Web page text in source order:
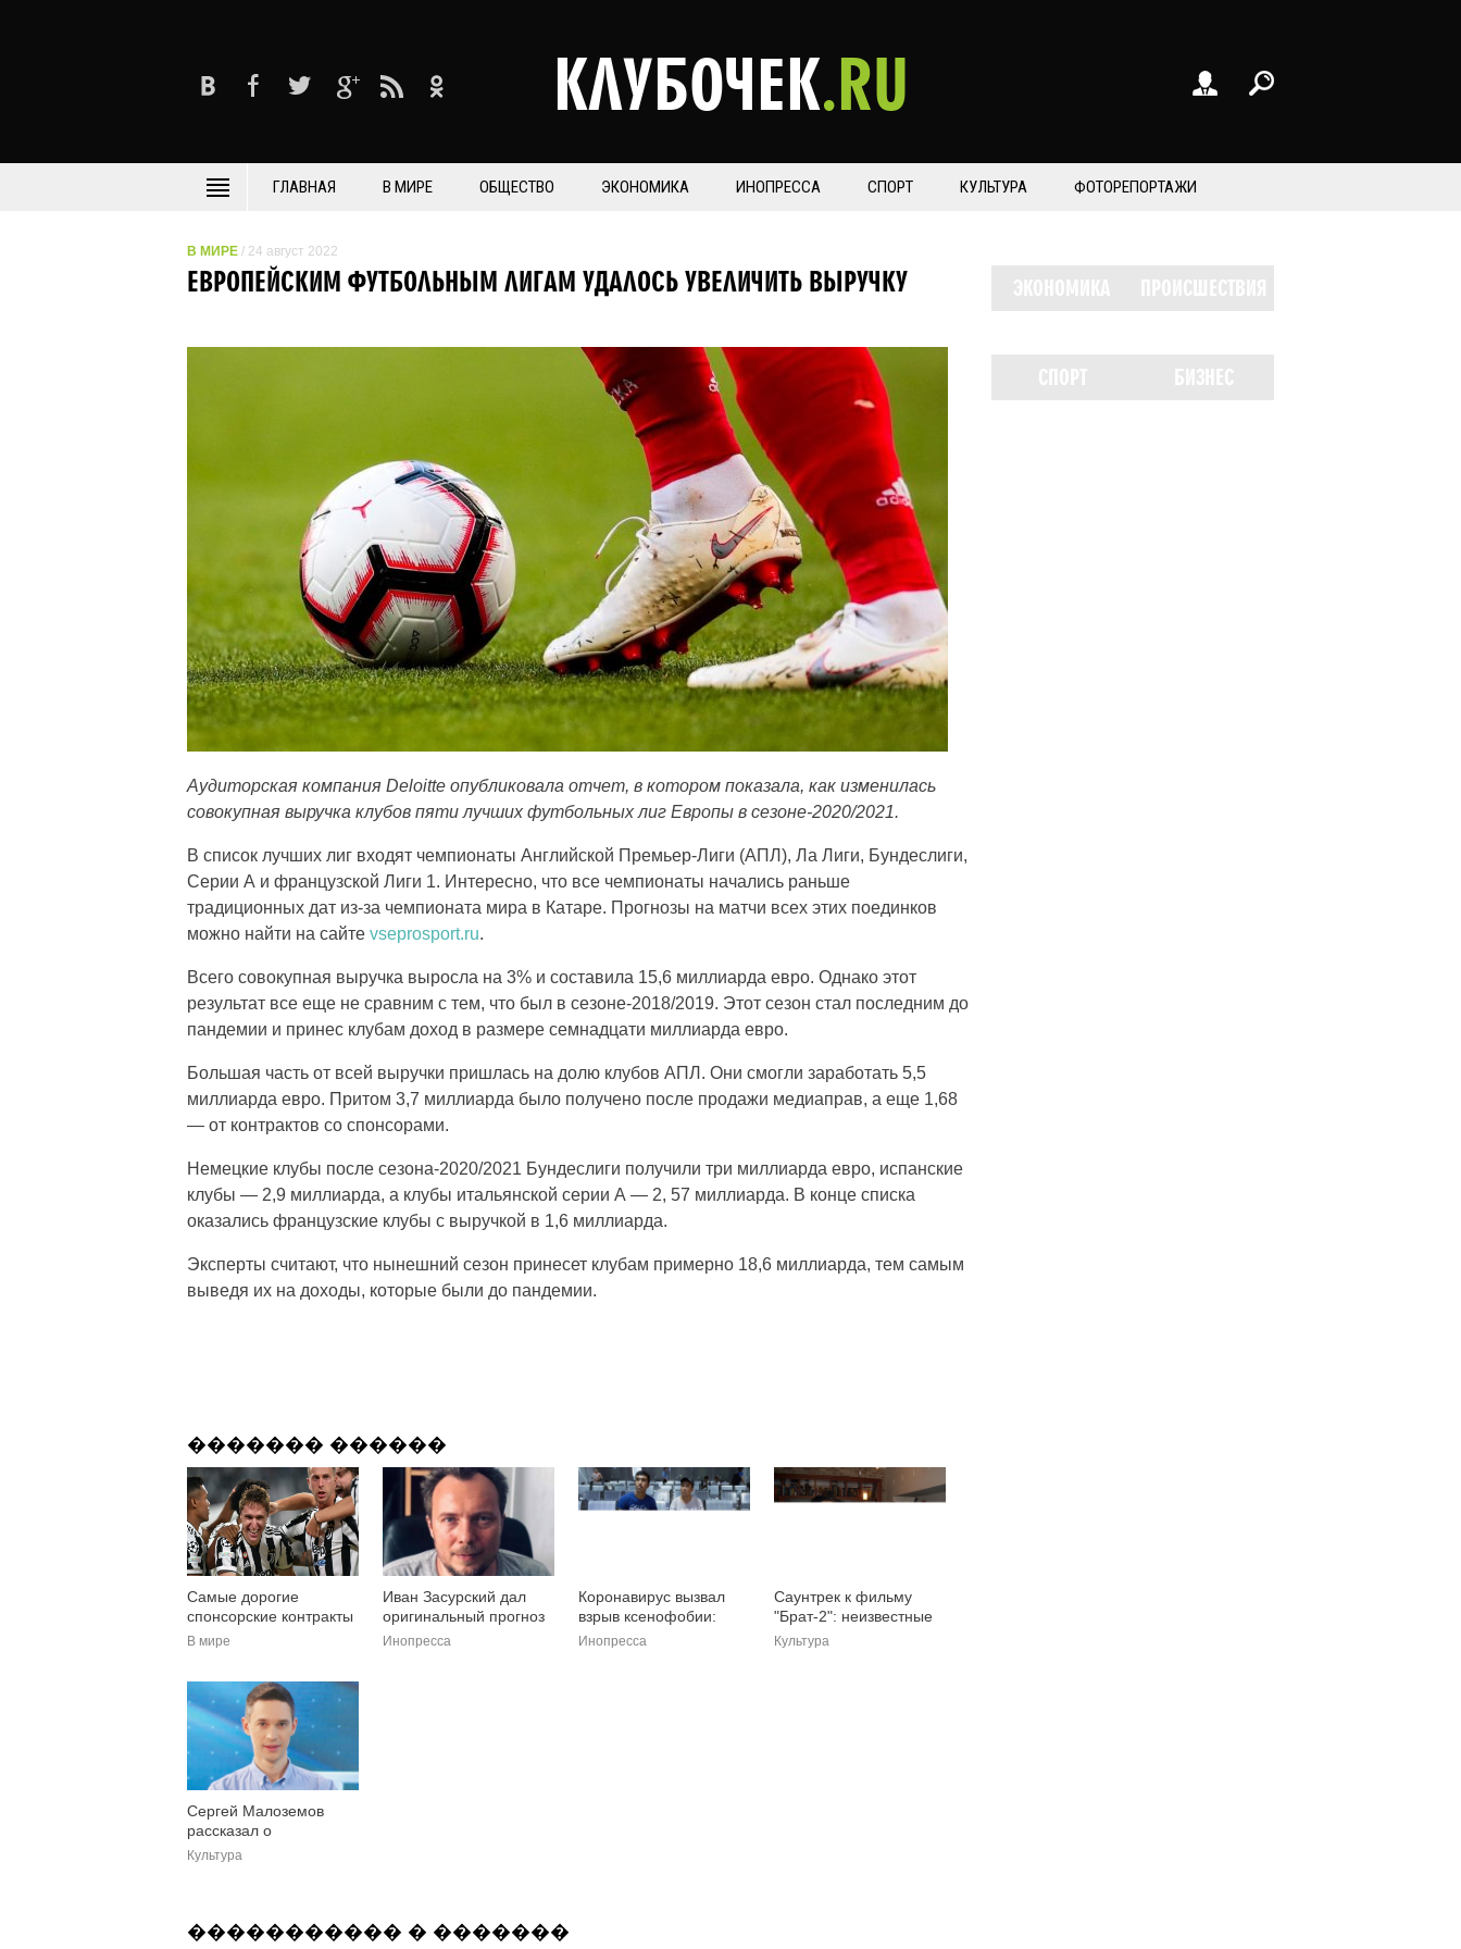
КЛУБОЧЕК.RU
ГЛАВНАЯ В МИРЕ ОБЩЕСТВО ЭКОНОМИКА ИНОПРЕССА СПОРТ КУЛЬТУРА ФОТОРЕПОРТАЖИ
В МИРЕ / 24 август 2022
ЕВРОПЕЙСКИМ ФУТБОЛЬНЫМ ЛИГАМ УДАЛОСЬ УВЕЛИЧИТЬ ВЫРУЧКУ
Аудиторская компания Deloitte опубликовала отчет, в котором показала, как изменилась
совокупная выручка клубов пяти лучших футбольных лиг Европы в сезоне-2020/2021.
В список лучших лиг входят чемпионаты Английской Премьер-Лиги (АПЛ), Ла Лиги, Бундеслиги,
Серии А и французской Лиги 1. Интересно, что все чемпионаты начались раньше
традиционных дат из-за чемпионата мира в Катаре. Прогнозы на матчи всех этих поединков
можно найти на сайте vseprosport.ru.
Всего совокупная выручка выросла на 3% и составила 15,6 миллиарда евро. Однако этот
результат все еще не сравним с тем, что был в сезоне-2018/2019. Этот сезон стал последним до
пандемии и принес клубам доход в размере семнадцати миллиарда евро.
Большая часть от всей выручки пришлась на долю клубов АПЛ. Они смогли заработать 5,5
миллиарда евро. Притом 3,7 миллиарда было получено после продажи медиаправ, а еще 1,68
— от контрактов со спонсорами.
Немецкие клубы после сезона-2020/2021 Бундеслиги получили три миллиарда евро, испанские
клубы — 2,9 миллиарда, а клубы итальянской серии А — 2, 57 миллиарда. В конце списка
оказались французские клубы с выручкой в 1,6 миллиарда.
Эксперты считают, что нынешний сезон принесет клубам примерно 18,6 миллиарда, тем самым
выведя их на доходы, которые были до пандемии.
������� ������
Самые дорогие
спонсорские контракты
в футболе
В мире
Иван Засурский дал
оригинальный прогноз
на будущее
Инопресса
Коронавирус вызвал
взрыв ксенофобии:
мигранты отбирают
Инопресса
Саунтрек к фильму
"Брат-2": неизвестные
истории к
Культура
Сергей Малоземов
рассказал о
телевидении после
Культура
����������� � �������